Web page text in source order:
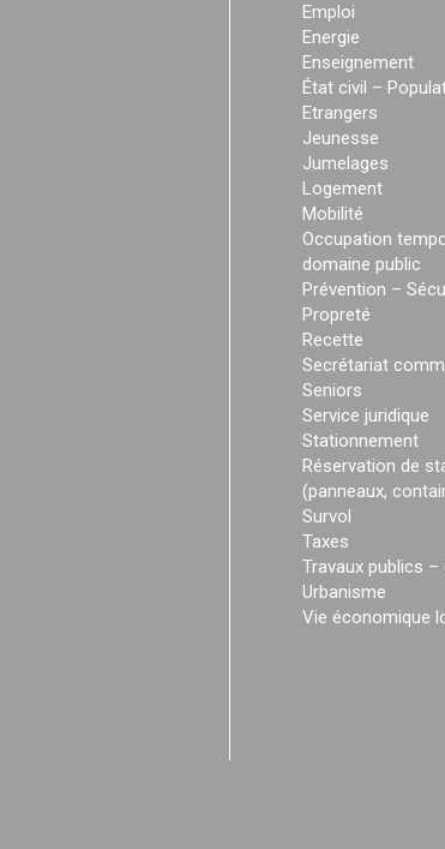
Emploi
Energie
Enseignement
État civil –
Etrangers
Jeunesse
Jumelages
Logement
Mobilité
Occupation
domaine public
Prévention –
Propreté
Recette
Secrétariat
Seniors
Service juridique
Stationnement
Réservation de
(panneaux,
Survol
Taxes
Travaux publics –
Urbanisme
Vie économique